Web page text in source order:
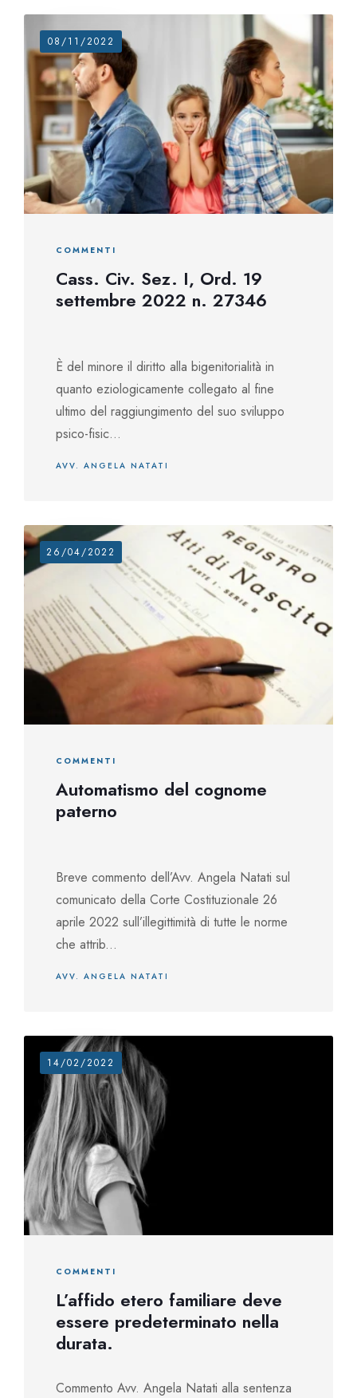
08/11/2022
COMMENTI
Cass. Civ. Sez. I, Ord. 19
settembre 2022 n. 27346
È del minore il diritto alla bigenitorialità in
quanto eziologicamente collegato al fine
ultimo del raggiungimento del suo sviluppo
psico-fisic...
AVV. ANGELA NATATI
26/04/2022
COMMENTI
Automatismo del cognome
paterno
Breve commento dell’Avv. Angela Natati sul
comunicato della Corte Costituzionale 26
aprile 2022 sull’illegittimità di tutte le norme
che attrib...
AVV. ANGELA NATATI
14/02/2022
COMMENTI
L’affido etero familiare deve
essere predeterminato nella
durata.
Commento Avv. Angela Natati alla sentenza